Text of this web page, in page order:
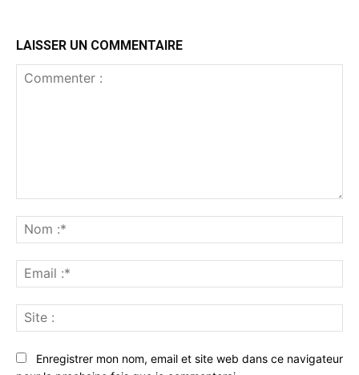
LAISSER UN COMMENTAIRE
:*
:*
:
Enregistrer mon nom, email et site web dans ce navigateur